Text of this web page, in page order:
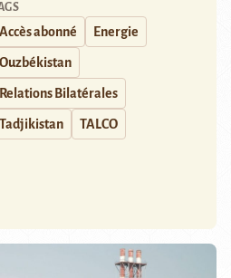
Accès abonné Energie
Ouzbékistan
Relations Bilatérales
Tadjikistan TALCO